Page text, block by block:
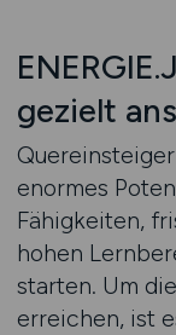
gezielt
enormes
Fähigkeiten,
hohen
starten. Um
erreichen, ist